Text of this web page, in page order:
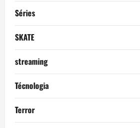
Séries
SKATE
streaming
Técnologia
Terror